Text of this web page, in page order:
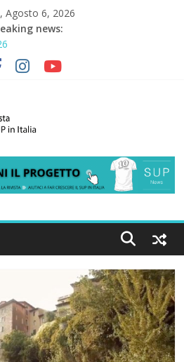
Agosto 6, 2026
news:
gara per Reggio Calabria
lungomare di Gallico torna la festa
di soccorso con la giornata della
solidale per lo IOR